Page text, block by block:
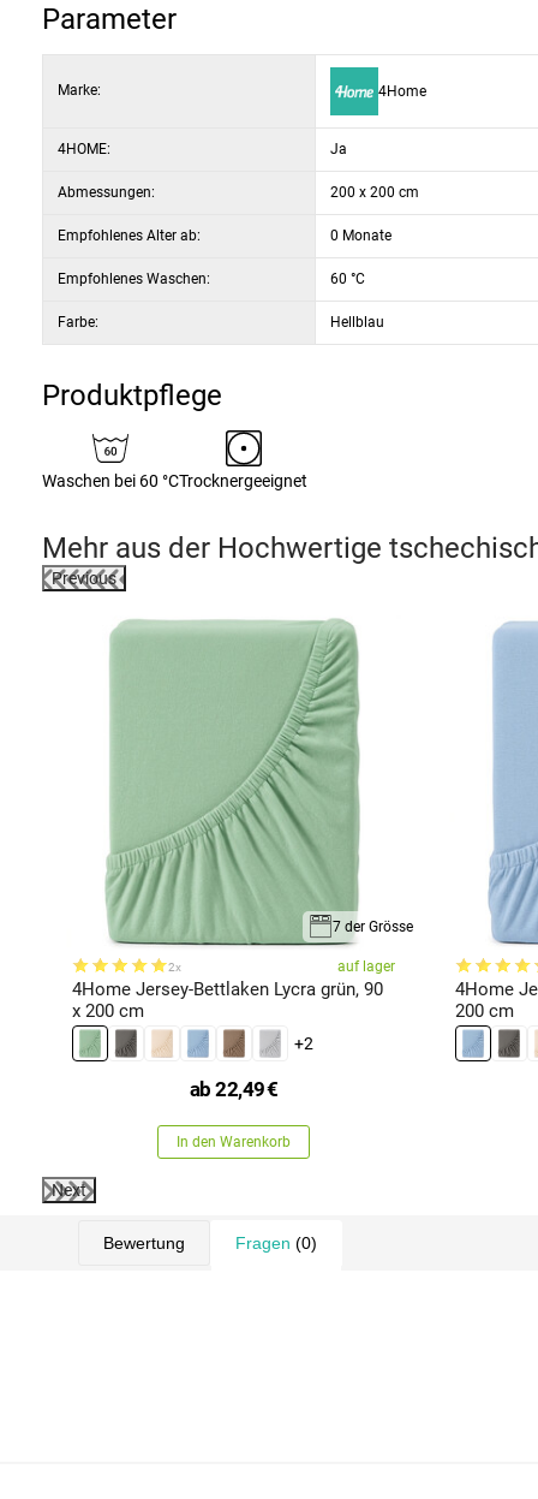
dezente und elegante Farben
Parameter
Marke: 4Home
4HOME: Ja
Abmessungen: 200 x 200 cm
Empfohlenes Alter ab: 0 Monate
Empfohlenes Waschen: 60 °C
Farbe: Hellblau
Produktpflege
Waschen bei 60 °CTrocknergeeignet
Mehr aus der Hochwertige
Previous
7 der Grösse
2x auf lager
4Home Jersey-Bettlaken Lycra grün, 90
x 200 cm
+2
ab 22,49€
In den Warenkorb
4Home
200 cm
Next
Bewertung Fragen (0)